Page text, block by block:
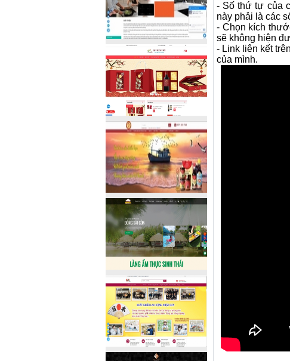
- Số thứ tự của
này phải là các
- Chọn kích
sẽ không hiện
- Link liên kết
của mình.